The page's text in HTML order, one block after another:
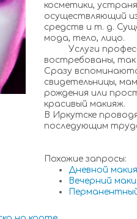
косметики,
осуществляющий
средств и т. д.
мода, тело, лицо.
Услуги
востребованы, так
Сразу
свидетельницы,
рождения или
красивый макияж.
В Иркутске
последующим
Похожие запросы:
Дневной
Вечерний